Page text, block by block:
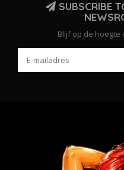
SUBSCRIBE
Blijf op de hoogte